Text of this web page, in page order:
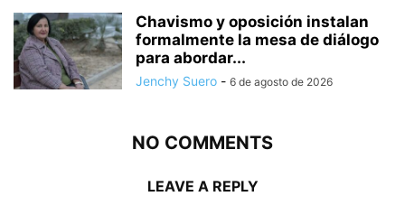
Chavismo y oposición instalan
formalmente la mesa de diálogo
para abordar...
Jenchy Suero - 6 de agosto de 2026
NO COMMENTS
LEAVE A REPLY